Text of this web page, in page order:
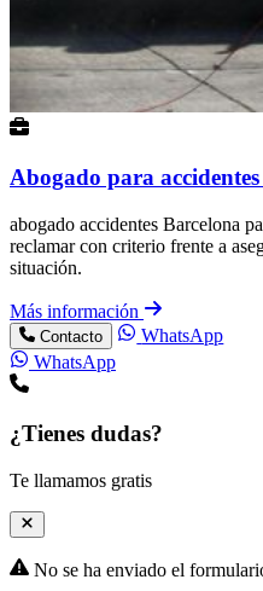
Abogado para
abogado accidentes Barcelona
reclamar con criterio frente a
situación.
Más información
Contacto
WhatsApp
WhatsApp
¿Tienes dudas?
Te llamamos gratis
No se ha enviado el